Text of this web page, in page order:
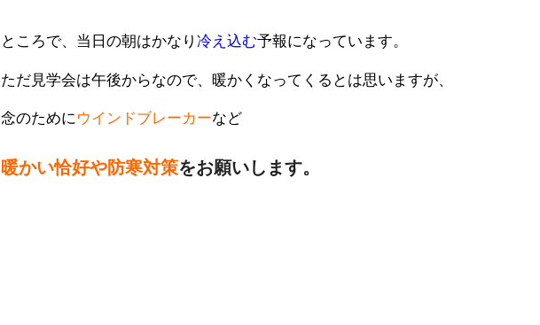
ところで、当日の朝はかなり冷え込む予報になっています。
ただ見学会は午後からなので、暖かくなってくるとは思いますが、
念のためにウインドブレーカーなど
暖かい恰好や防寒対策をお願いします。